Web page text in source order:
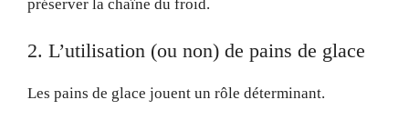
préserver la chaîne du froid.
2. L’utilisation (ou non) de pains de glace
Les pains de glace jouent un rôle déterminant.